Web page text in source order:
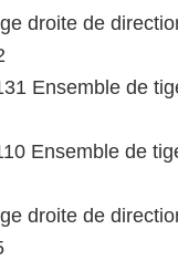
droite de
Ensemble de
Ensemble de
droite de